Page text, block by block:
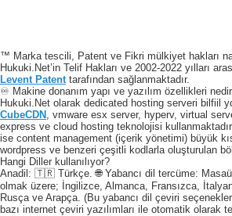
™ Marka tescili, Patent ve Fikri mülkiyet hakları
Hukuki.Net’in Telif Hakları ve 2002-2022 yılları
Levent Patent tarafından sağlanmaktadır.
♾️ Makine donanım yapı ve yazılım özellikleri
Hukuki.Net olarak dedicated hosting serveri bilfiil
CubeCDN
, vmware esx server, hyperv, virtual
express ve cloud hosting teknolojisi
ise content management (içerik yönetimi) büyük
wordpress ve benzeri çeşitli kodlarla oluşturulan
Hangi Diller kullanılıyor?
Anadil: 🇹🇷 Türkçe. 🌐 Yabancı dil tercüme:
olmak üzere; İngilizce, Almanca, Fransızca,
Rusça ve Arapça. (Bu yabancı dil çeviri
bazı internet çeviri yazılımları ile otomatik olarak